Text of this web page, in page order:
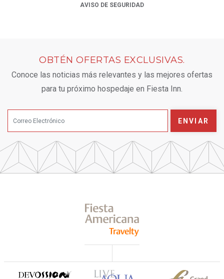
AVISO DE SEGURIDAD
OPENS IN A NEW TAB.
OBTÉN OFERTAS EXCLUSIVAS.
Conoce las noticias más relevantes y las mejores ofertas
para tu próximo hospedaje en Fiesta Inn.
ENVIAR